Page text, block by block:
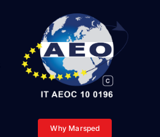
Why Marsped